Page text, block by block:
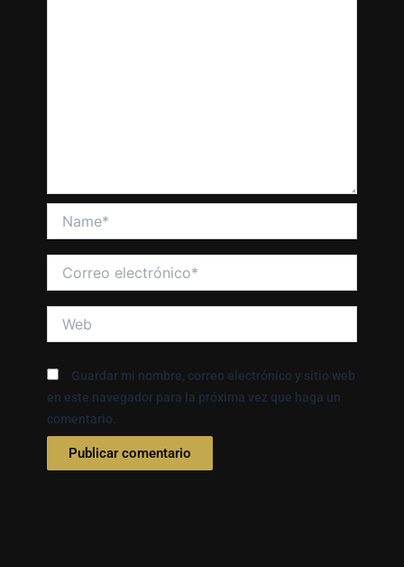
electrónico*
Guardar mi nombre, correo electrónico y sitio web
en este navegador para la próxima vez que haga un
comentario.